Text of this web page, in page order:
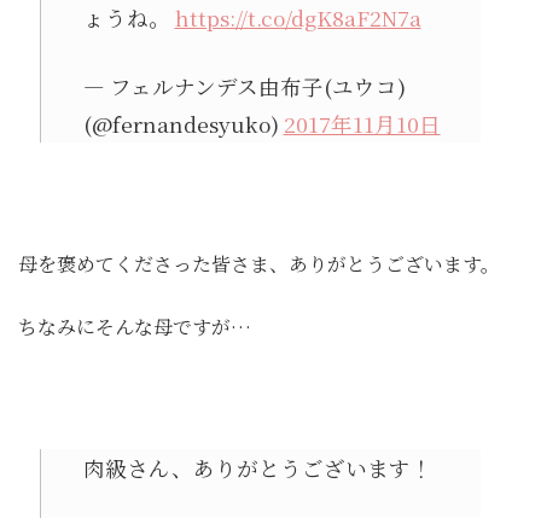
ょうね。 https://t.co/dgK8aF2N7a
— フェルナンデス由布子(ユウコ)
(@fernandesyuko) 2017年11月10日
母を褒めてくださった皆さま、ありがとうございます。
ちなみにそんな母ですが…
肉級さん、ありがとうございます！